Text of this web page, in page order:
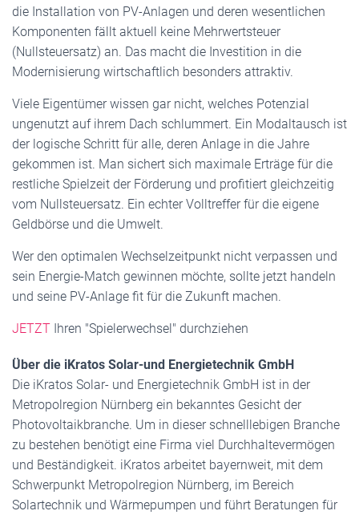
die Installation von PV-Anlagen und deren wesentlichen
Komponenten fällt aktuell keine Mehrwertsteuer
(Nullsteuersatz) an. Das macht die Investition in die
Modernisierung wirtschaftlich besonders attraktiv.
Viele Eigentümer wissen gar nicht, welches Potenzial
ungenutzt auf ihrem Dach schlummert. Ein Modaltausch ist
der logische Schritt für alle, deren Anlage in die Jahre
gekommen ist. Man sichert sich maximale Erträge für die
restliche Spielzeit der Förderung und profitiert gleichzeitig
vom Nullsteuersatz. Ein echter Volltreffer für die eigene
Geldbörse und die Umwelt.
Wer den optimalen Wechselzeitpunkt nicht verpassen und
sein Energie-Match gewinnen möchte, sollte jetzt handeln
und seine PV-Anlage fit für die Zukunft machen.
JETZT Ihren "Spielerwechsel" durchziehen
Über die iKratos Solar-und Energietechnik GmbH
Die iKratos Solar- und Energietechnik GmbH ist in der
Metropolregion Nürnberg ein bekanntes Gesicht der
Photovoltaikbranche. Um in dieser schnelllebigen Branche
zu bestehen benötigt eine Firma viel Durchhaltevermögen
und Beständigkeit. iKratos arbeitet bayernweit, mit dem
Schwerpunkt Metropolregion Nürnberg, im Bereich
Solartechnik und Wärmepumpen und führt Beratungen für